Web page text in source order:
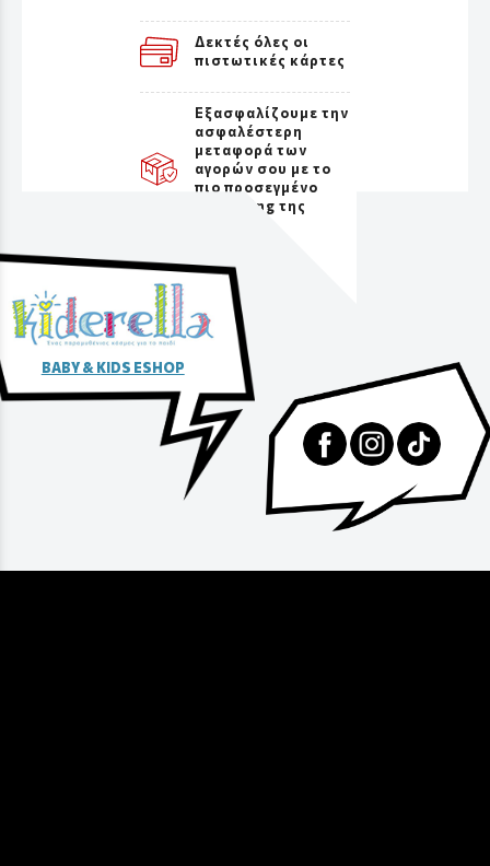
Δεκτές όλες οι
πιστωτικές κάρτες
Εξασφαλίζουμε την
ασφαλέστερη
μεταφορά των
αγορών σου με το
πιο προσεγμένο
packaging της
BABY & KIDS ESHOP